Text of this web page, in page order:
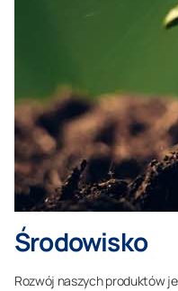
Środowisko
Rozwój naszych produktów